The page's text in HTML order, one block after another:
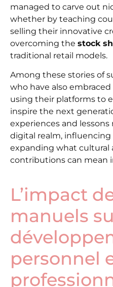
managed to carve out
whether by teaching
selling their innovative
overcoming the stock
traditional retail models.
Among these stories of
who have also
using their platforms to
inspire the next
experiences and
digital realm, influencing
expanding what cultural
contributions can mean
L’impact
manuels
personnel